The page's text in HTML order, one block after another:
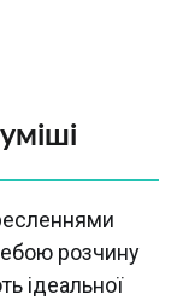
розчину
ідеальної